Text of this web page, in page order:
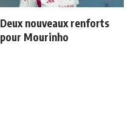
Deux nouveaux renforts
pour Mourinho